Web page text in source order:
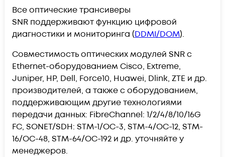
Все оптические трансиверы
SNR поддерживают функцию цифровой
диагностики и мониторинга (DDMI/DOM).
Совместимость оптических модулей SNR с
Ethernet-оборудованием Cisco, Extreme,
Juniper, HP, Dell, Force10, Huawei, Dlink, ZTE и др.
производителей, а также с оборудованием,
поддерживающим другие технологиями
передачи данных: FibreChannel: 1/2/4/8/10/16G
FC, SONET/SDH: STM-1/OC-3, STM-4/OC-12, STM-
16/OC-48, STM-64/OC-192 и др. уточняйте у
менеджеров.